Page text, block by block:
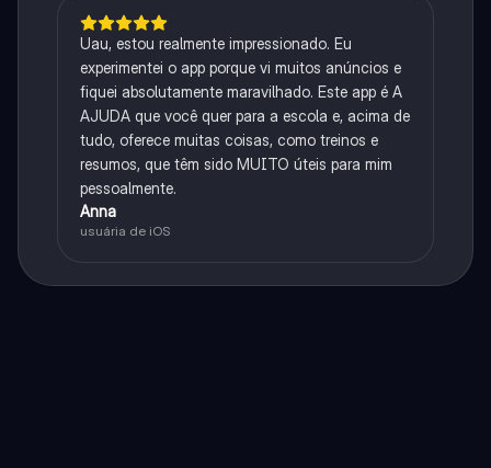
Uau, estou realmente impressionado. Eu
experimentei o app porque vi muitos anúncios e
fiquei absolutamente maravilhado. Este app é A
AJUDA que você quer para a escola e, acima de
tudo, oferece muitas coisas, como treinos e
resumos, que têm sido MUITO úteis para mim
pessoalmente.
Anna
usuária de iOS